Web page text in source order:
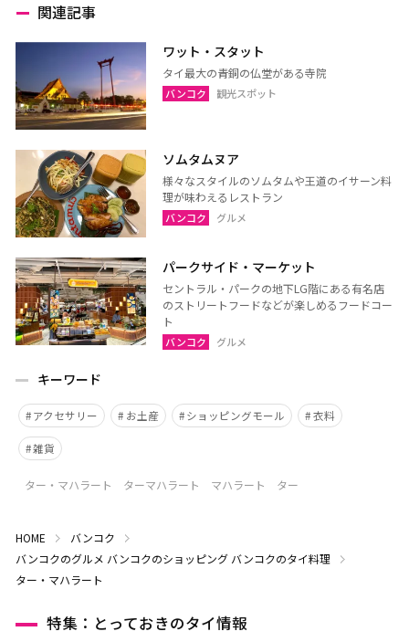
関連記事
ワット・スタット
タイ最大の青銅の仏堂がある寺院
バンコク 観光スポット
ソムタムヌア
様々なスタイルのソムタムや王道のイサーン料
理が味わえるレストラン
バンコク グルメ
パークサイド・マーケット
セントラル・パークの地下LG階にある有名店
のストリートフードなどが楽しめるフードコー
ト
バンコク グルメ
キーワード
アクセサリー お土産 ショッピングモール 衣料
雑貨
ター・マハラート ターマハラート マハラート ター
HOME
バンコク
バンコクのグルメ バンコクのショッピング バンコクのタイ料理
ター・マハラート
特集：とっておきのタイ情報